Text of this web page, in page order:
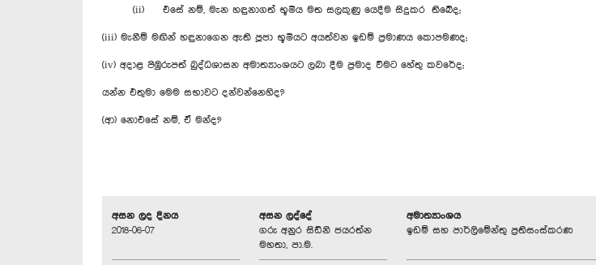
(ii) එසේ නම්, මැන හඳුනාගත් භූමිය මත සලකුණු යෙදීම සිදුකර තිබේද;
(iii) මැනීම් මඟින් හඳුනාගෙන ඇති පූජා භූමියට අයත්වන ඉඩම් ප්‍රමාණය කොපමණද;
(iv) අදාළ පිඹුරුපත් බුද්ධශාසන අමාත්‍යාංශයට ලබා දීම ප්‍රමාද වීමට හේතු කවරේද;
යන්න එතුමා මෙම සභාවට දන්වන්නෙහිද?
(ආ) නොඑසේ නම්, ඒ මන්ද?
අසන ලද දිනය
2018-06-07
අසන ලද්දේ
ගරු අනුර සිඩ්නි ජයරත්න
මහතා, පා.ම.
අමාත්‍යාංශය
ඉඩම් සහ පාර්ලිමේන්තු ප්‍රතිසංස්කරණ